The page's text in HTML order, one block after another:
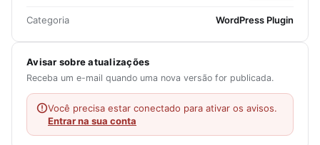
Categoria WordPress Plugin
Avisar sobre atualizações
Receba um e-mail quando uma nova versão for publicada.
Você precisa estar conectado para ativar os avisos.
Entrar na sua conta